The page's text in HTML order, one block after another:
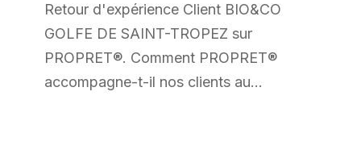
BIO&CO
GOLFE
Retour d'expérience Client BIO&CO
GOLFE DE SAINT-TROPEZ sur
PROPRET®. Comment PROPRET®
accompagne-t-il nos clients au…